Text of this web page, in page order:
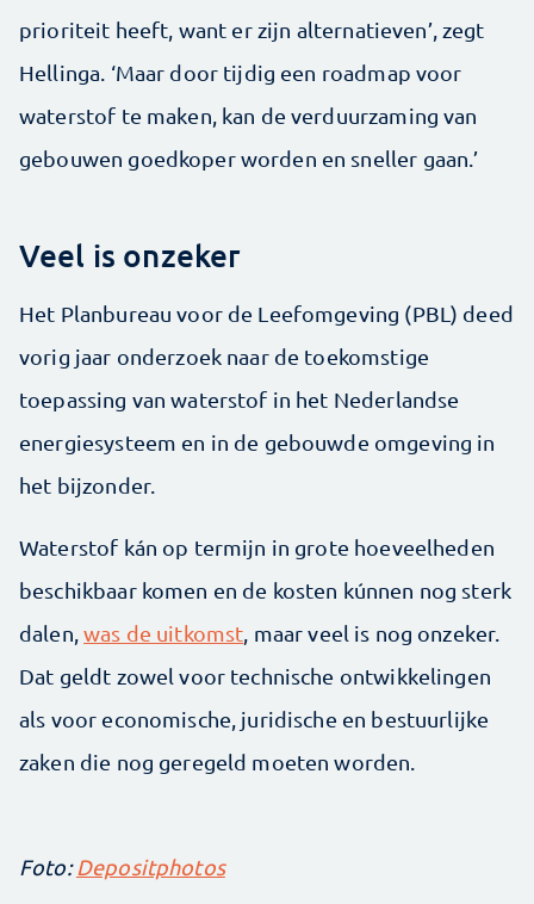
prioriteit heeft, want er zijn alternatieven’, zegt
Hellinga. ‘Maar door tijdig een roadmap voor
waterstof te maken, kan de verduurzaming van
gebouwen goedkoper worden en sneller gaan.’
Veel is onzeker
Het Planbureau voor de Leefomgeving (PBL) deed
vorig jaar onderzoek naar de toekomstige
toepassing van waterstof in het Nederlandse
energiesysteem en in de gebouwde omgeving in
het bijzonder.
Waterstof kán op termijn in grote hoeveelheden
beschikbaar komen en de kosten kúnnen nog sterk
dalen,was de uitkomst , maar veel is nog onzeker.
Dat geldt zowel voor technische ontwikkelingen
als voor economische, juridische en bestuurlijke
zaken die nog geregeld moeten worden.
Foto:Depositphotos